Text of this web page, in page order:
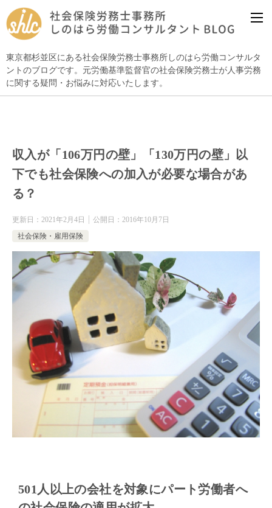
東京都杉並区にある社会保険労務士事務所しのはら労働コンサルタ
ントのブログです。元労働基準監督官の社会保険労務士が人事労務
に関する疑問・お悩みに対応いたします。
収入が「106万円の壁」「130万円の壁」以
下でも社会保険への加入が必要な場合があ
る？
更新日： 2021年2月4日 公開日： 2016年10月7日
社会保険・雇用保険
501人以上の会社を対象にパート労働者へ